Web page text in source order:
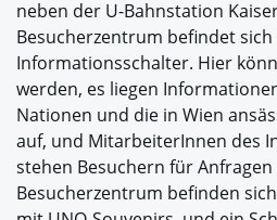
neben der U-Bahnstation
Besucherzentrum befindet sich
Informationsschalter. Hier
werden, es liegen
Nationen und die in Wien
auf, und MitarbeiterInnen des
stehen Besuchern für
Besucherzentrum befinden